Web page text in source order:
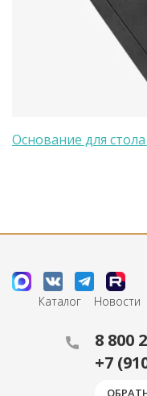
Основание для
Каталог Новости
8 800
+7